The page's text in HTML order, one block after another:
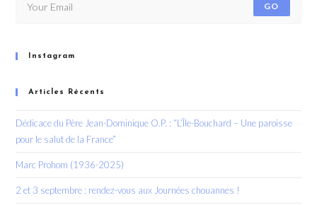
GO
Instagram
Articles Récents
Dédicace du Père Jean-Dominique O.P. : “L’Île-Bouchard – Une paroisse
pour le salut de la France”
Marc Prohom (1936-2025)
2 et 3 septembre : rendez-vous aux Journées chouannes !